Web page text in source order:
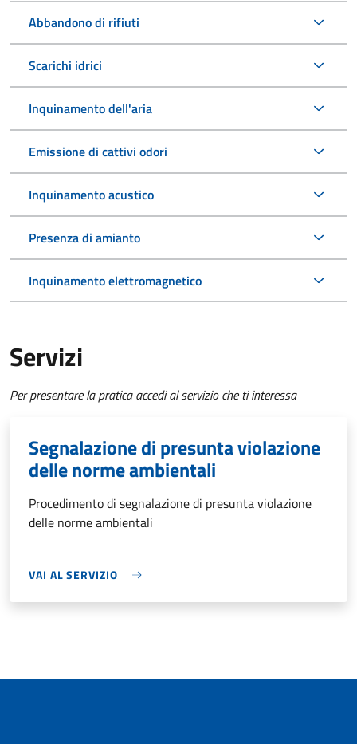
Abbandono di rifiuti
Scarichi idrici
Inquinamento dell'aria
Emissione di cattivi odori
Inquinamento acustico
Presenza di amianto
Inquinamento elettromagnetico
Servizi
Per presentare la pratica accedi al servizio che ti interessa
Segnalazione di presunta violazione
delle norme ambientali
Procedimento di segnalazione di presunta violazione
delle norme ambientali
VAI AL SERVIZIO